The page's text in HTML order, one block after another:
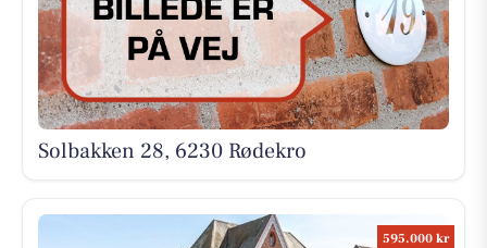
Solbakken 28, 6230 Rødekro
595.000 kr